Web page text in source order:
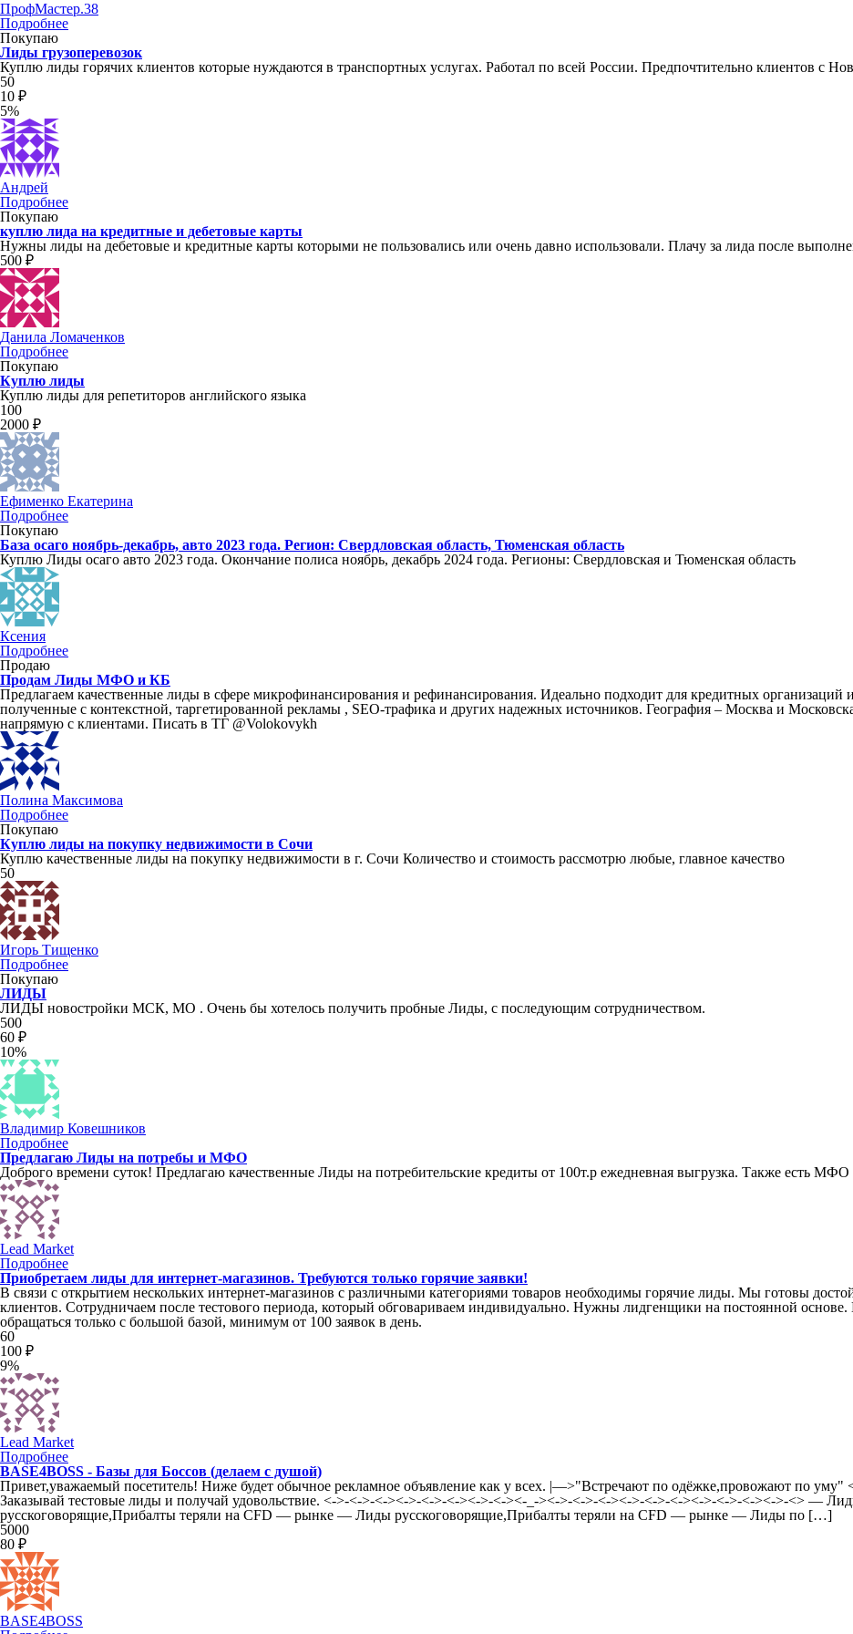
ПрофМастер.38
Подробнее
Покупаю
Лиды грузоперевозок
Куплю лиды горячих клиентов которые нуждаются в транспортных услугах. Работал по всей России. Предпочтительно клиентов с
50
10 ₽
5%
Андрей
Подробнее
Покупаю
куплю лида на кредитные и дебетовые карты
Нужны лиды на дебетовые и кредитные карты которыми не пользовались или очень давно использовали. Плачу за лида после
500 ₽
Данила Ломаченков
Подробнее
Покупаю
Куплю лиды
Куплю лиды для репетиторов английского языка
100
2000 ₽
Ефименко Екатерина
Подробнее
Покупаю
База осаго ноябрь-декабрь, авто 2023 года. Регион: Свердловская область, Тюменская область
Куплю Лиды осаго авто 2023 года. Окончание полиса ноябрь, декабрь 2024 года. Регионы: Свердловская и Тюменская область
Ксения
Подробнее
Продаю
Продам Лиды МФО и КБ
Предлагаем качественные лиды в сфере микрофинансирования и рефинансирования. Идеально подходит для кредитных
полученные с контекстной, таргетированной рекламы , SEO-трафика и других надежных источников. География – Москва и
напрямую с клиентами. Писать в ТГ @Volokovykh
Полина Максимова
Подробнее
Покупаю
Куплю лиды на покупку недвижимости в Сочи
Куплю качественные лиды на покупку недвижимости в г. Сочи Количество и стоимость рассмотрю любые, главное качество
50
Игорь Тищенко
Подробнее
Покупаю
ЛИДЫ
ЛИДЫ новостройки МСК, МО . Очень бы хотелось получить пробные Лиды, с последующим сотрудничеством.
500
60 ₽
10%
Владимир Ковешников
Подробнее
Предлагаю Лиды на потребы и МФО
Доброго времени суток! Предлагаю качественные Лиды на потребительские кредиты от 100т.р ежедневная выгрузка. Также есть МФО
Lead Market
Подробнее
Приобретаем лиды для интернет-магазинов. Требуются только горячие заявки!
В связи с открытием нескольких интернет-магазинов с различными категориями товаров необходимы горячие лиды. Мы готовы
клиентов. Сотрудничаем после тестового периода, который обговариваем индивидуально. Нужны лидгенщики на постоянной
обращаться только с большой базой, минимум от 100 заявок в день.
60
100 ₽
9%
Lead Market
Подробнее
BASE4BOSS - Базы для Боссов (делаем с душой)
Привет,уважаемый посетитель! Ниже будет обычное рекламное объявление как у всех. |—>"Встречают по одёжке,провожают по
Заказывай тестовые лиды и получай удовольствие. <->-<->-<-><->-<->-<-><->-<-><-_-><->-<->-<-><->-<->-<-><->-<->-<-><->-<> —
русскоговорящие,Прибалты теряли на CFD — рынке — Лиды русскоговорящие,Прибалты теряли на CFD — рынке — Лиды по […]
5000
80 ₽
BASE4BOSS